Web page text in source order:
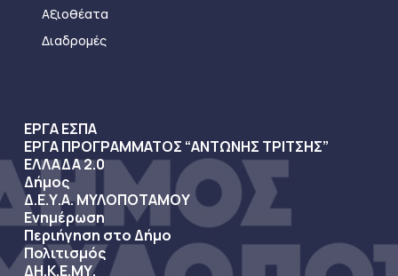
Αξιοθέατα
Διαδρομές
ΕΡΓΑ ΕΣΠΑ
ΕΡΓΑ ΠΡΟΓΡΑΜΜΑΤΟΣ “ΑΝΤΩΝΗΣ ΤΡΙΤΣΗΣ”
ΕΛΛΑΔΑ 2.0
Δήμος
Δ.Ε.Υ.Α. ΜΥΛΟΠΟΤΑΜΟΥ
Ενημέρωση
Περιήγηση στο Δήμο
Πολιτισμός
ΔΗ.Κ.Ε.ΜΥ.